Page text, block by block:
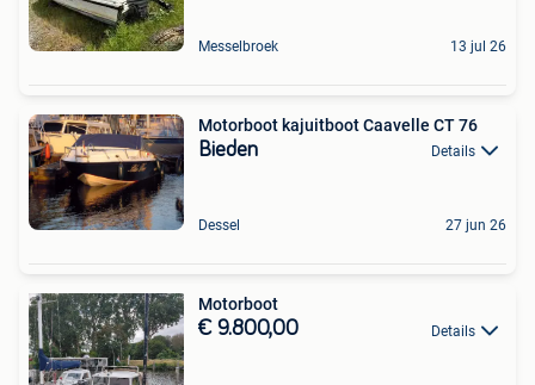
Messelbroek 13 jul 26
Motorboot kajuitboot Caavelle CT 76
Bieden Details
Dessel 27 jun 26
Motorboot
€ 9.800,00 Details